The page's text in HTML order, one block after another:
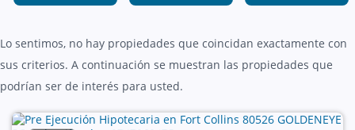
Lo sentimos, no hay propiedades que coincidan exactamente con
sus criterios. A continuación se muestran las propiedades que
podrían ser de interés para usted.